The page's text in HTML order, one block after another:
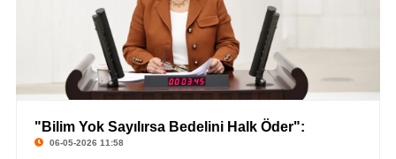
"Bilim Yok Sayılırsa Bedelini Halk Öder":
06-05-2026 11:58